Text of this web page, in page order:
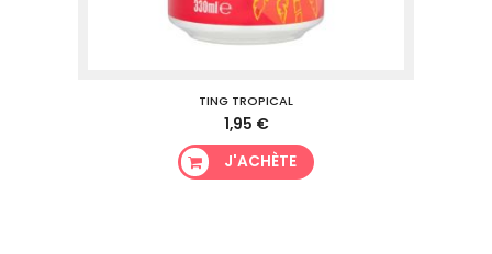
TING TROPICAL
1,95 €
J'ACHÈTE